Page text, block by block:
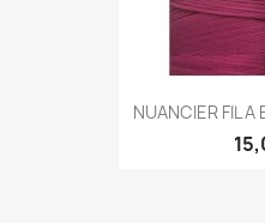
NUANCIER FIL A